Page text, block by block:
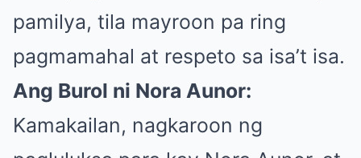
pamilya, tila mayroon pa ring
pagmamahal at respeto sa isa’t isa.
Ang Burol ni Nora Aunor:
Kamakailan, nagkaroon ng